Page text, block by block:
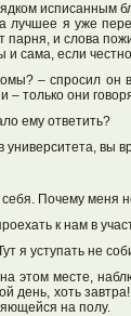
исписанным
лучшее я уже
парня, и слова
и сама, если
– спросил он
только они
ему ответить?
университета, вы
Почему меня
к нам в
я уступать не
этом месте,
день, хоть
на полу.